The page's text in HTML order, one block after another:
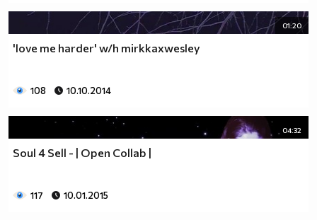
01:20
'love me harder' w/h mirkkaxwesley
108 10.10.2014
04:32
Soul 4 Sell - | Open Collab |
117 10.01.2015